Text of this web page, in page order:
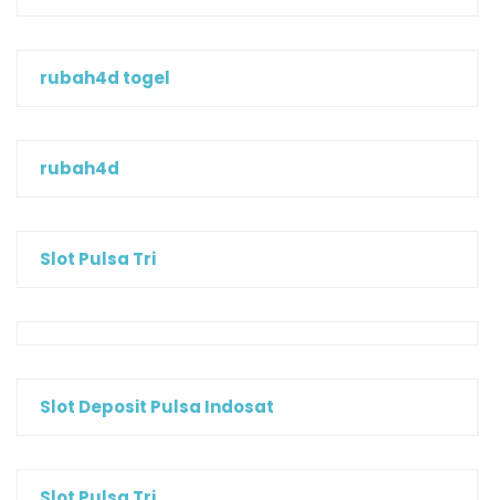
rubah4d togel
rubah4d
Slot Pulsa Tri
Slot Deposit Pulsa Indosat